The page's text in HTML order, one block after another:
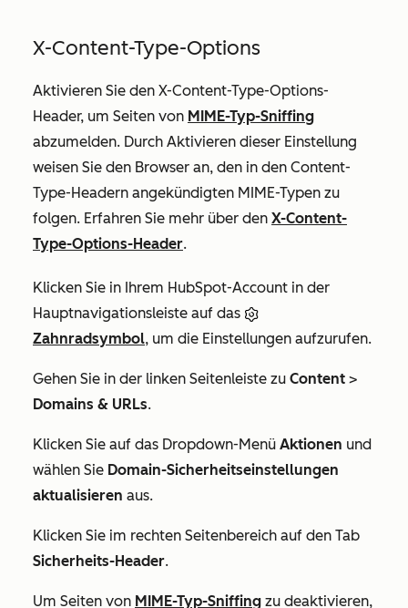
X-Content-Type-Options
Aktivieren Sie den X-Content-Type-Options-
Header, um Seiten von MIME-Typ-Sniffing
abzumelden. Durch Aktivieren dieser Einstellung
weisen Sie den Browser an, den in den Content-
Type-Headern angekündigten MIME-Typen zu
folgen. Erfahren Sie mehr über den X-Content-
Type-Options-Header.
Klicken Sie in Ihrem HubSpot-Account in der
Hauptnavigationsleiste auf das
Zahnradsymbol, um die Einstellungen aufzurufen.
Gehen Sie in der linken Seitenleiste zu Content >
Domains & URLs.
Klicken Sie auf das Dropdown-Menü Aktionen und
wählen Sie Domain-Sicherheitseinstellungen
aktualisieren aus.
Klicken Sie im rechten Seitenbereich auf den Tab
Sicherheits-Header.
Um Seiten von MIME-Typ-Sniffing zu deaktivieren,